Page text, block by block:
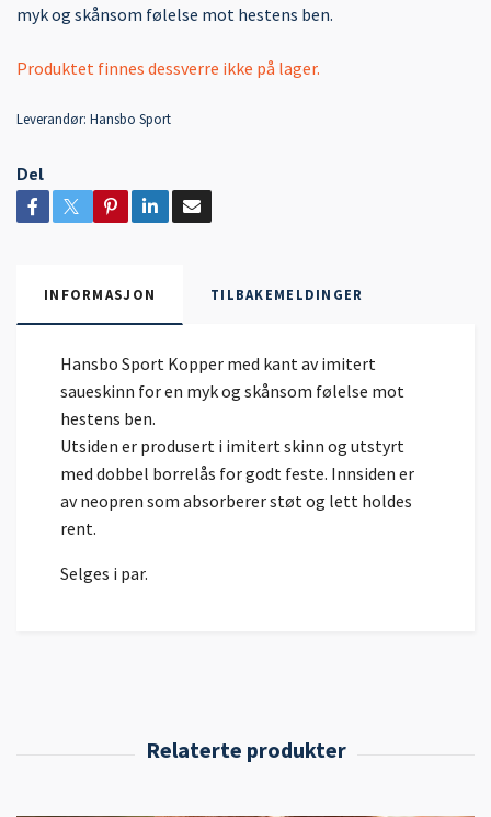
myk og skånsom følelse mot hestens ben.
Produktet finnes dessverre ikke på lager.
Leverandør: Hansbo Sport
Del
INFORMASJON TILBAKEMELDINGER
Hansbo Sport Kopper med kant av imitert
saueskinn for en myk og skånsom følelse mot
hestens ben.
Utsiden er produsert i imitert skinn og utstyrt
med dobbel borrelås for godt feste. Innsiden er
av neopren som absorberer støt og lett holdes
rent.
Selges i par.